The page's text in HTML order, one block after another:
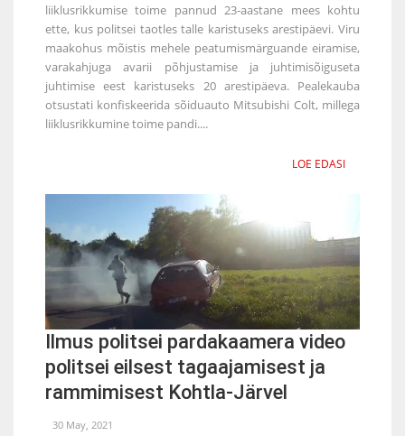
liiklusrikkumise toime pannud 23-aastane mees kohtu
ette, kus politsei taotles talle karistuseks arestipäevi. Viru
maakohus mõistis mehele peatumismärguande eiramise,
varakahjuga avarii põhjustamise ja juhtimisõiguseta
juhtimise eest karistuseks 20 arestipäeva. Pealekauba
otsustati konfiskeerida sõiduauto Mitsubishi Colt, millega
liiklusrikkumine toime pandi....
LOE EDASI
Ilmus politsei pardakaamera video
politsei eilsest tagaajamisest ja
rammimisest Kohtla-Järvel
30 May, 2021